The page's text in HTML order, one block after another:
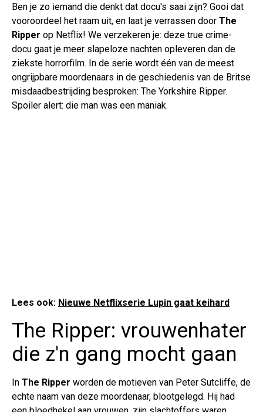
Ben je zo iemand die denkt dat docu's saai zijn? Gooi dat
vooroordeel het raam uit, en laat je verrassen door The
Ripper op Netflix! We verzekeren je: deze true crime-
docu gaat je meer slapeloze nachten opleveren dan de
ziekste horrorfilm. In de serie wordt één van de meest
ongrijpbare moordenaars in de geschiedenis van de Britse
misdaadbestrijding besproken: The Yorkshire Ripper.
Spoiler alert: die man was een maniak.
Lees ook: Nieuwe Netflixserie Lupin gaat keihard
The Ripper: vrouwenhater
die z'n gang mocht gaan
In The Ripper worden de motieven van Peter Sutcliffe, de
echte naam van deze moordenaar, blootgelegd. Hij had